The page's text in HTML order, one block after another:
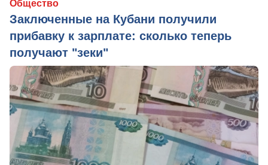
Общество
Заключенные на Кубани получили
прибавку к зарплате: сколько теперь
получают "зеки"